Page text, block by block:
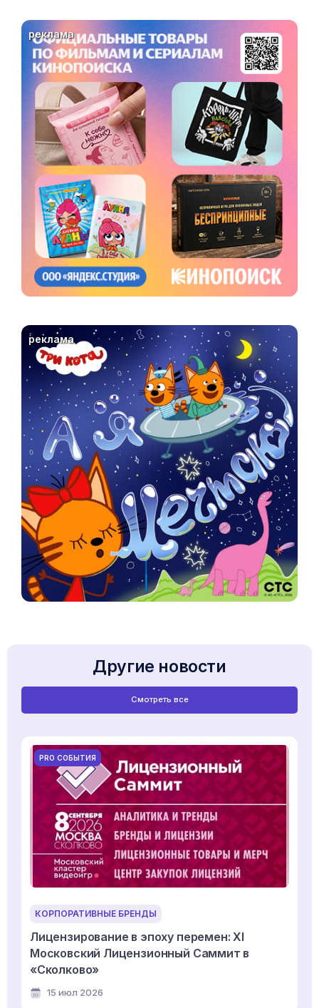
реклама
реклама
Другие новости
Смотреть все
PRO СОБЫТИЯ
КОРПОРАТИВНЫЕ БРЕНДЫ
Лицензирование в эпоху перемен: XI
Московский Лицензионный Саммит в
«Сколково»
15 июл 2026